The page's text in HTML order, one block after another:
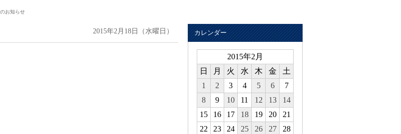
お知らせ
カレンダー
2015年2月
日
月 火 水 木 金
土
1
2 3 4 5 6
7
8
9 10 11 12 13
14
15
16 17 18 19 20
21
22
23 24 25 26 27 28
2015年2月18日（水曜日）